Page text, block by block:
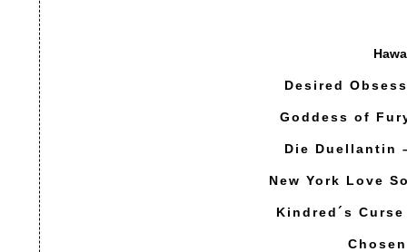
Desired
Goddess of
Die Duellantin
New York Love
Kindred´s